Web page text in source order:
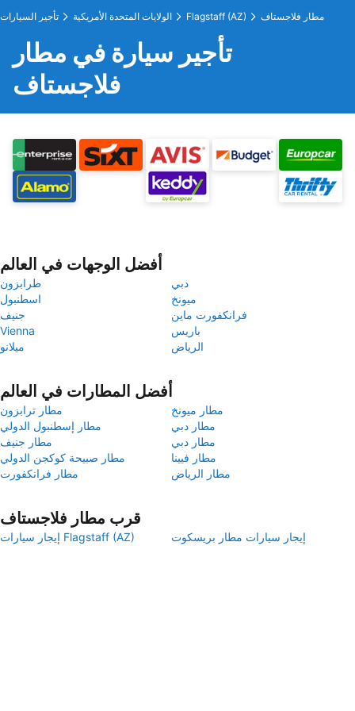
تأجير السيارات الولايات المتحدة الأمريكية Flagstaff (AZ) مطار فلاجستاف
تأجير سيارة في مطار
فلاجستاف
أفضل الوجهات في العالم
طرابزون
دبي
اسطنبول
ميونخ
جنيف
فرانكفورت ماين
Vienna
باريس
ميلانو
الرياض
أفضل المطارات في العالم
مطار ترابزون
مطار ميونخ
مطار إسطنبول الدولي
مطار دبي
مطار جنيف
مطار دبي
مطار صبيحة كوكجن الدولي
مطار فيينا
مطار فرانكفورت
مطار الرياض
قرب مطار فلاجستاف
إيجار سيارات Flagstaff (AZ) إيجار سيارات مطار بريسكوت